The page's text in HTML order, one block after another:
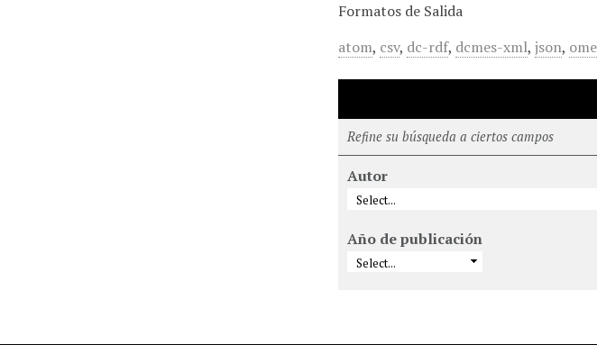
Formatos de Salida
atom, csv, dc-rdf, dcmes-xml,json,
Refine su búsqueda a ciertos campos
Autor
Año de publicación